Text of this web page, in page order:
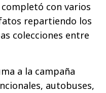
completó con varios
repartiendo los
colecciones entre
a la campaña
autobuses,